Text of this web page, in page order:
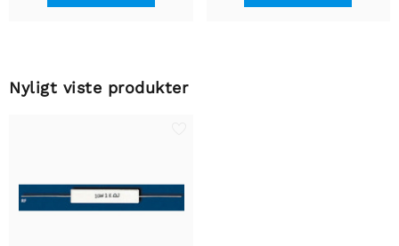
Nyligt viste produkter